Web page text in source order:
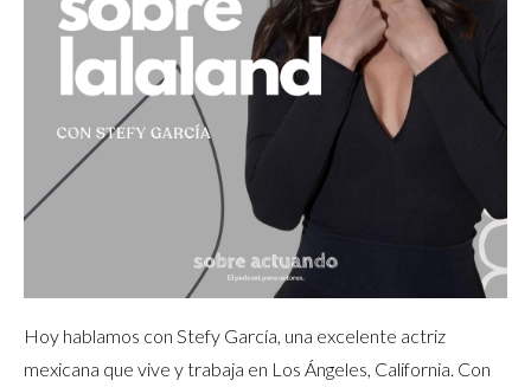
Hoy hablamos con Stefy García, una excelente actriz
mexicana que vive y trabaja en Los Ángeles, California. Con